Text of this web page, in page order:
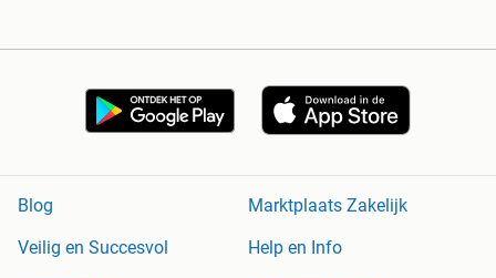
Blog
Marktplaats Zakelijk
Veilig en Succesvol
Help en Info